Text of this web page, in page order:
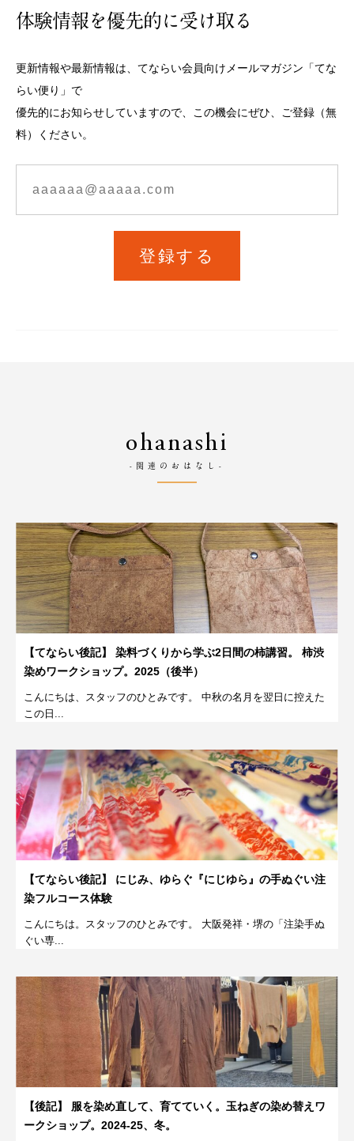
体験情報を優先的に受け取る
更新情報や最新情報は、てならい会員向けメールマガジン「てな
らい便り」で
優先的にお知らせしていますので、この機会にぜひ、ご登録（無
料）ください。
登録する
ohanashi
-関連のおはなし-
【てならい後記】 染料づくりから学ぶ2日間の柿講習。 柿渋
染めワークショップ。2025（後半）
こんにちは、スタッフのひとみです。 中秋の名月を翌日に控えた
この日...
【てならい後記】 にじみ、ゆらぐ『にじゆら』の手ぬぐい注
染フルコース体験
こんにちは。スタッフのひとみです。 大阪発祥・堺の「注染手ぬ
ぐい専...
【後記】 服を染め直して、育てていく。玉ねぎの染め替えワ
ークショップ。2024-25、冬。